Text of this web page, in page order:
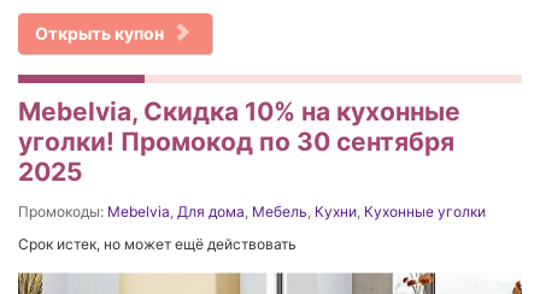
Открыть купон
Mebelvia, Скидка 10% на кухонные
уголки! Промокод по 30 сентября
2025
Промокоды: Mebelvia Для дома Мебель Кухни Кухонные уголки
Срок истек, но может ещё действовать